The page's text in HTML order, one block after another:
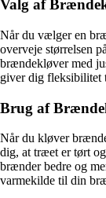
Valg af
Når du vælger en
overveje størrelsen
brændekløver med
giver dig fleksibilitet
Brug af
Når du kløver
dig, at træet er tørt
brænder bedre og
varmekilde til din